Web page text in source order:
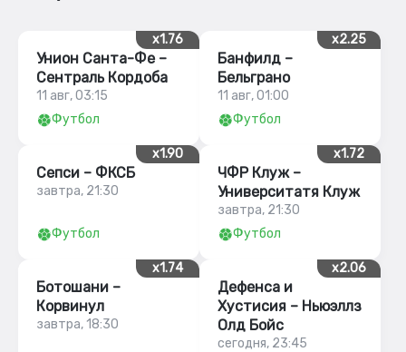
x1.76
Унион Санта-Фе –
Сентраль Кордоба
11 авг, 03:15
Футбол
x2.25
Банфилд –
Бельграно
11 авг, 01:00
Футбол
x1.90
Сепси – ФКСБ
завтра, 21:30
Футбол
x1.72
ЧФР Клуж –
Университатя Клуж
завтра, 21:30
Футбол
x1.74
Ботошани –
Корвинул
завтра, 18:30
x2.06
Дефенса и
Хустисия – Ньюэллз
Олд Бойс
сегодня, 23:45